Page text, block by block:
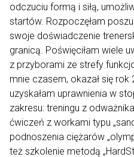
odczuciu formą i siłą,
startów. Rozpoczęłam
swoje doświadczenie
granicą. Poświęciłam wiele
z przyborami ze strefy
mnie czasem, okazał się rok
uzyskałam uprawnienia w
zakresu: treningu z
ćwiczeń z workami typu „
podnoszenia ciężarów „
też szkolenie metodą